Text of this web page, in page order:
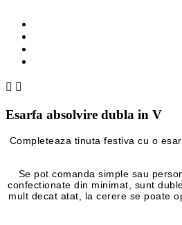
 
Esarfa absolvire dubla in V
Completeaza tinuta festiva cu o
Se pot comanda simple sau
confectionate din minimat, sunt
mult decat atat, la cerere se poate